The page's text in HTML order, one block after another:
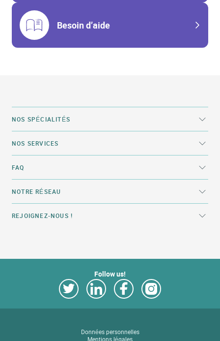
Besoin d’aide
NOS SPÉCIALITÉS
NOS SERVICES
FAQ
NOTRE RÉSEAU
REJOIGNEZ-NOUS !
Follow us!
Données personnelles
Mentions légales